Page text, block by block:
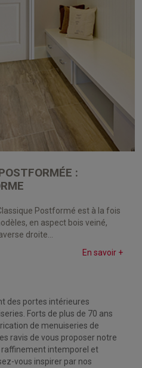
:
Postformé est à la fois
en aspect bois veiné,
droite...
En savoir +
des portes intérieures
Forts de plus de 70 ans
de menuiseries de
ravis de vous proposer notre
intemporel et
vous inspirer par nos